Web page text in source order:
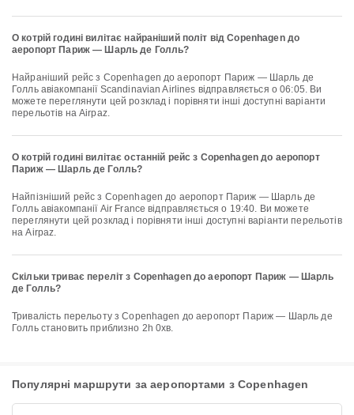
О котрій годині вилітає найраніший політ від Copenhagen до
аеропорт Париж — Шарль де Голль?
Найраніший рейс з Copenhagen до аеропорт Париж — Шарль де
Голль авіакомпанії Scandinavian Airlines відправляється о 06:05. Ви
можете переглянути цей розклад і порівняти інші доступні варіанти
перельотів на Airpaz.
О котрій годині вилітає останній рейс з Copenhagen до аеропорт
Париж — Шарль де Голль?
Найпізніший рейс з Copenhagen до аеропорт Париж — Шарль де
Голль авіакомпанії Air France відправляється о 19:40. Ви можете
переглянути цей розклад і порівняти інші доступні варіанти перельотів
на Airpaz.
Скільки триває переліт з Copenhagen до аеропорт Париж — Шарль
де Голль?
Тривалість перельоту з Copenhagen до аеропорт Париж — Шарль де
Голль становить приблизно 2h 0хв.
Популярні маршрути за аеропортами з Copenhagen